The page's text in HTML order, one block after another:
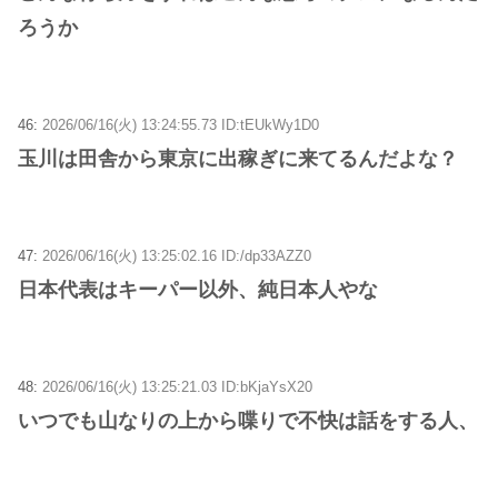
ろうか
46: 2026/06/16(火) 13:24:55.73 ID:tEUkWy1D0
玉川は田舎から東京に出稼ぎに来てるんだよな？
47: 2026/06/16(火) 13:25:02.16 ID:/dp33AZZ0
日本代表はキーパー以外、純日本人やな
48: 2026/06/16(火) 13:25:21.03 ID:bKjaYsX20
いつでも山なりの上から喋りで不快は話をする人、